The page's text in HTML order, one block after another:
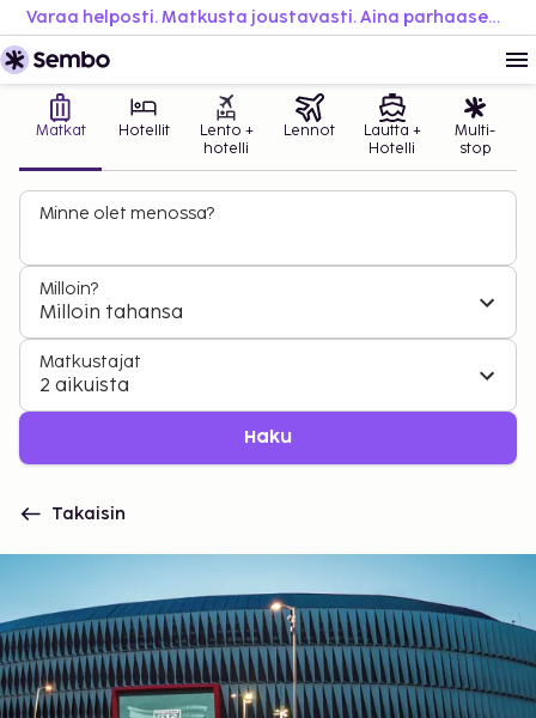
Varaa helposti. Matkusta joustavasti. Aina parhaaseen hintaan.
Matkat Hotellit
Lento +
hotelli
Lennot
Lautta +
Hotelli
Multi-
stop
Minne olet menossa?
Milloin?
Milloin tahansa
Matkustajat
2 aikuista
Haku
Takaisin